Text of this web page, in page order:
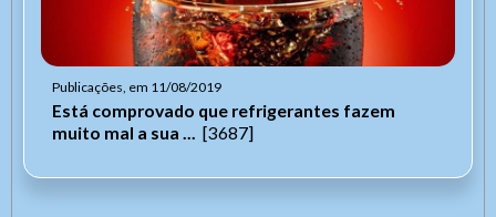
Publicações, em 11/08/2019
Está comprovado que refrigerantes fazem
muito mal a sua ... [3687]